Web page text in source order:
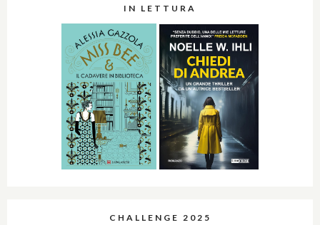
IN LETTURA
CHALLENGE 2025